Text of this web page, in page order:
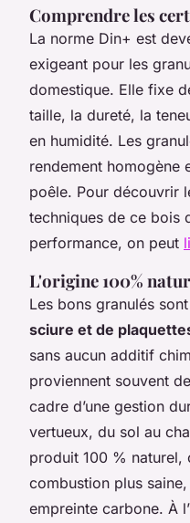
Comprendre les
La norme Din+ est
exigeant pour les
domestique. Elle fixe
taille, la dureté, la
en humidité. Les
rendement homogène
poêle. Pour découvrir
techniques de ce bois
performance, on peut
L'origine 100%
Les bons granulés
sciure et de
sans aucun additif
proviennent souvent
cadre d’une gestion
vertueux, du sol au
produit 100 % naturel,
combustion plus
empreinte carbone. À